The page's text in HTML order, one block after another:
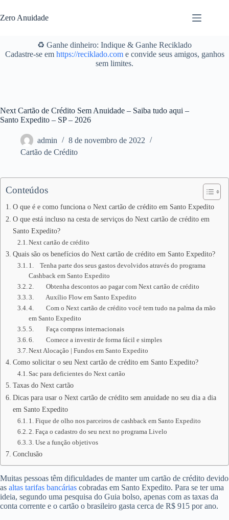
para
o
Zero Anuidade
♻️ Ganhe dinheiro: Indique & Ganhe Reciklado
Cadastre-se em https://reciklado.come convide seus amigos, ganhos
sem limites.
Next Cartão de Crédito Sem Anuidade – Saiba tudo aqui –
Santo Expedito – SP – 2026
admin
8 de novembro de 2022
Cartão de Crédito
Conteúdos
O que é e como funciona o Next cartão de crédito em Santo Expedito
O que está incluso na cesta de serviços do Next cartão de crédito em
Santo Expedito?
Next cartão de crédito
Quais são os benefícios do Next cartão de crédito em Santo Expedito?
1. Tenha parte dos seus gastos devolvidos através do programa
Cashback em Santo Expedito
2. Obtenha descontos ao pagar com Next cartão de crédito
3. Auxílio Flow em Santo Expedito
4. Com o Next cartão de crédito você tem tudo na palma da mão
em Santo Expedito
5. Faça compras internacionais
6. Comece a investir de forma fácil e simples
Next Alocação | Fundos em Santo Expedito
Como solicitar o seu Next cartão de crédito em Santo Expedito?
Sac para deficientes do Next cartão
Taxas do Next cartão
Dicas para usar o Next cartão de crédito sem anuidade no seu dia a dia
em Santo Expedito
1. Fique de olho nos parceiros de cashback em Santo Expedito
2. Faça o cadastro do seu next no programa Livelo
3. Use a função objetivos
Conclusão
Muitas pessoas têm dificuldades de manter um cartão de crédito devido
as altas tarifas bancárias cobradas em Santo Expedito. Para se ter uma
ideia, segundo uma pesquisa do Guia bolso, apenas com as taxas da
conta corrente e o cartão o brasileiro gasta cerca de R$ 915 por ano.